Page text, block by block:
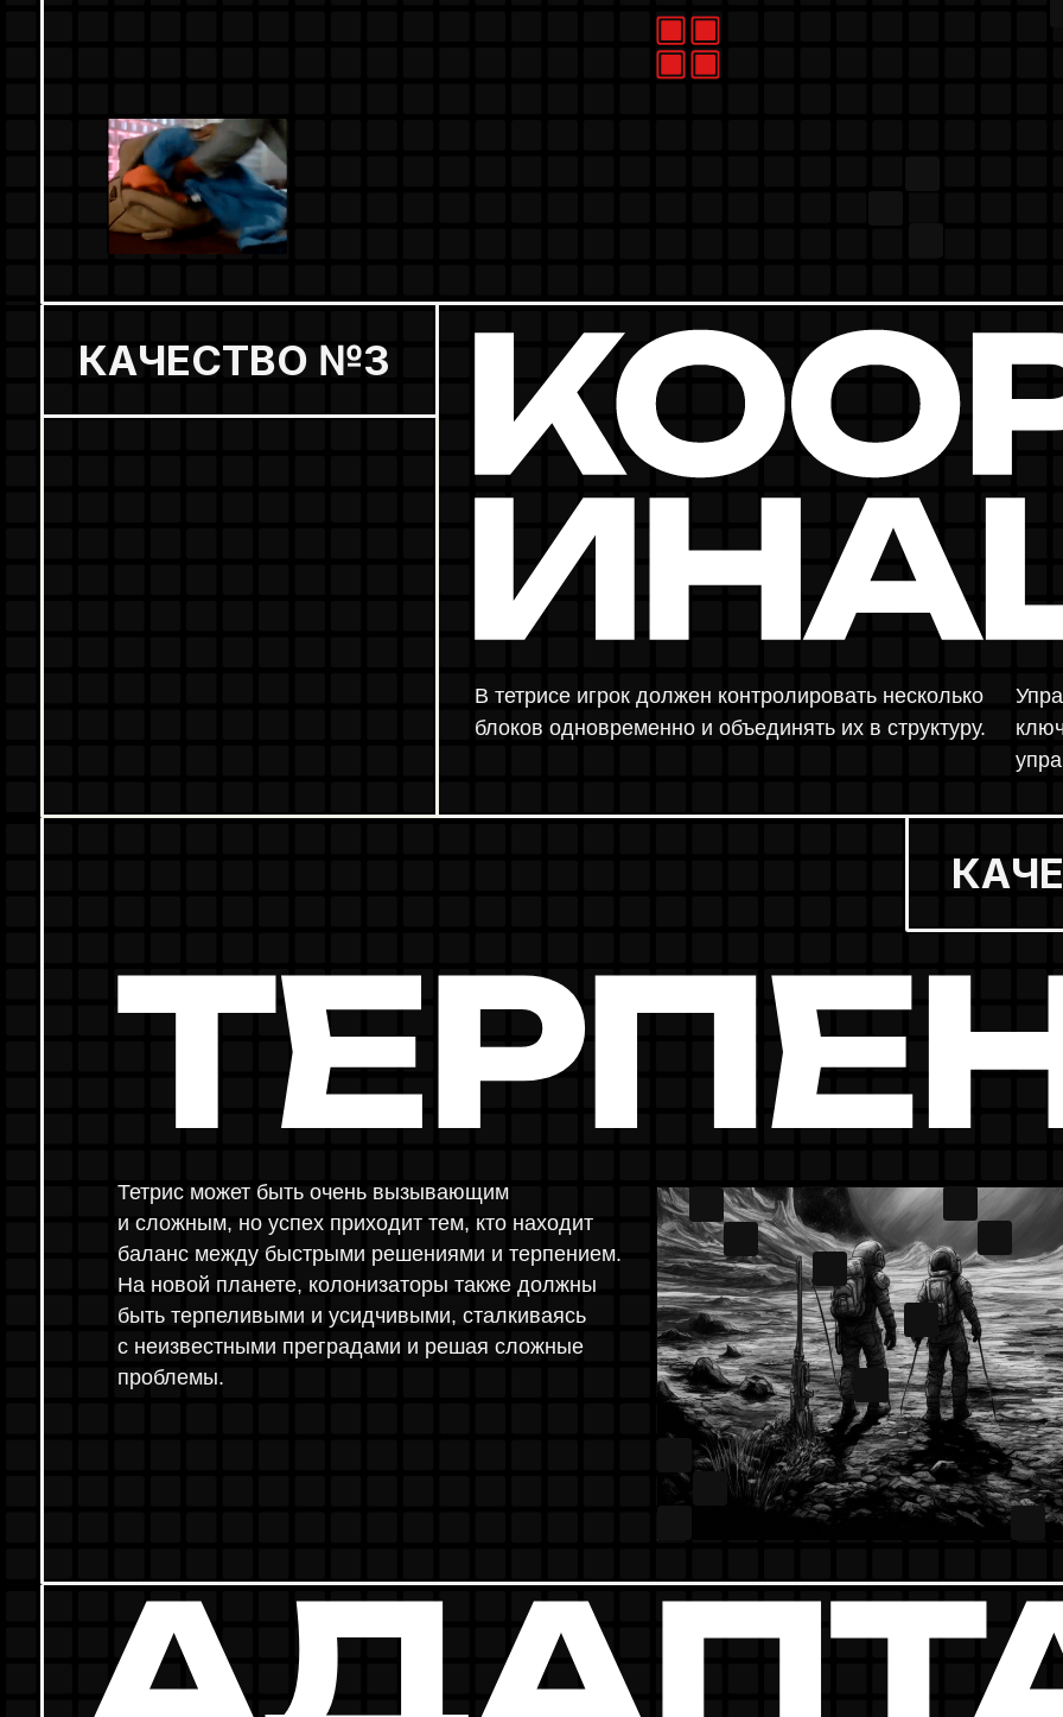
В тетрисе игрок должен контролировать несколько
блоков одновременно и объединять их в структуру.
Управление
ключевым
управления
и сложным, но успех приходит тем, кто находит
В тетрисе каждый уровень становится сложнее и игрок должен быстро
адаптироваться к новым условиям. Эта способность будет ключевой при
климатическими и экологическими условиями.
АДАПТА
А
А
А
П
П
П П
Д А
А Т
П
Д
Д
Д
Д
И
И
И
И
М
М
М
О
О
О
О
О
О
О
Р
Р
А
Б
И
О
П